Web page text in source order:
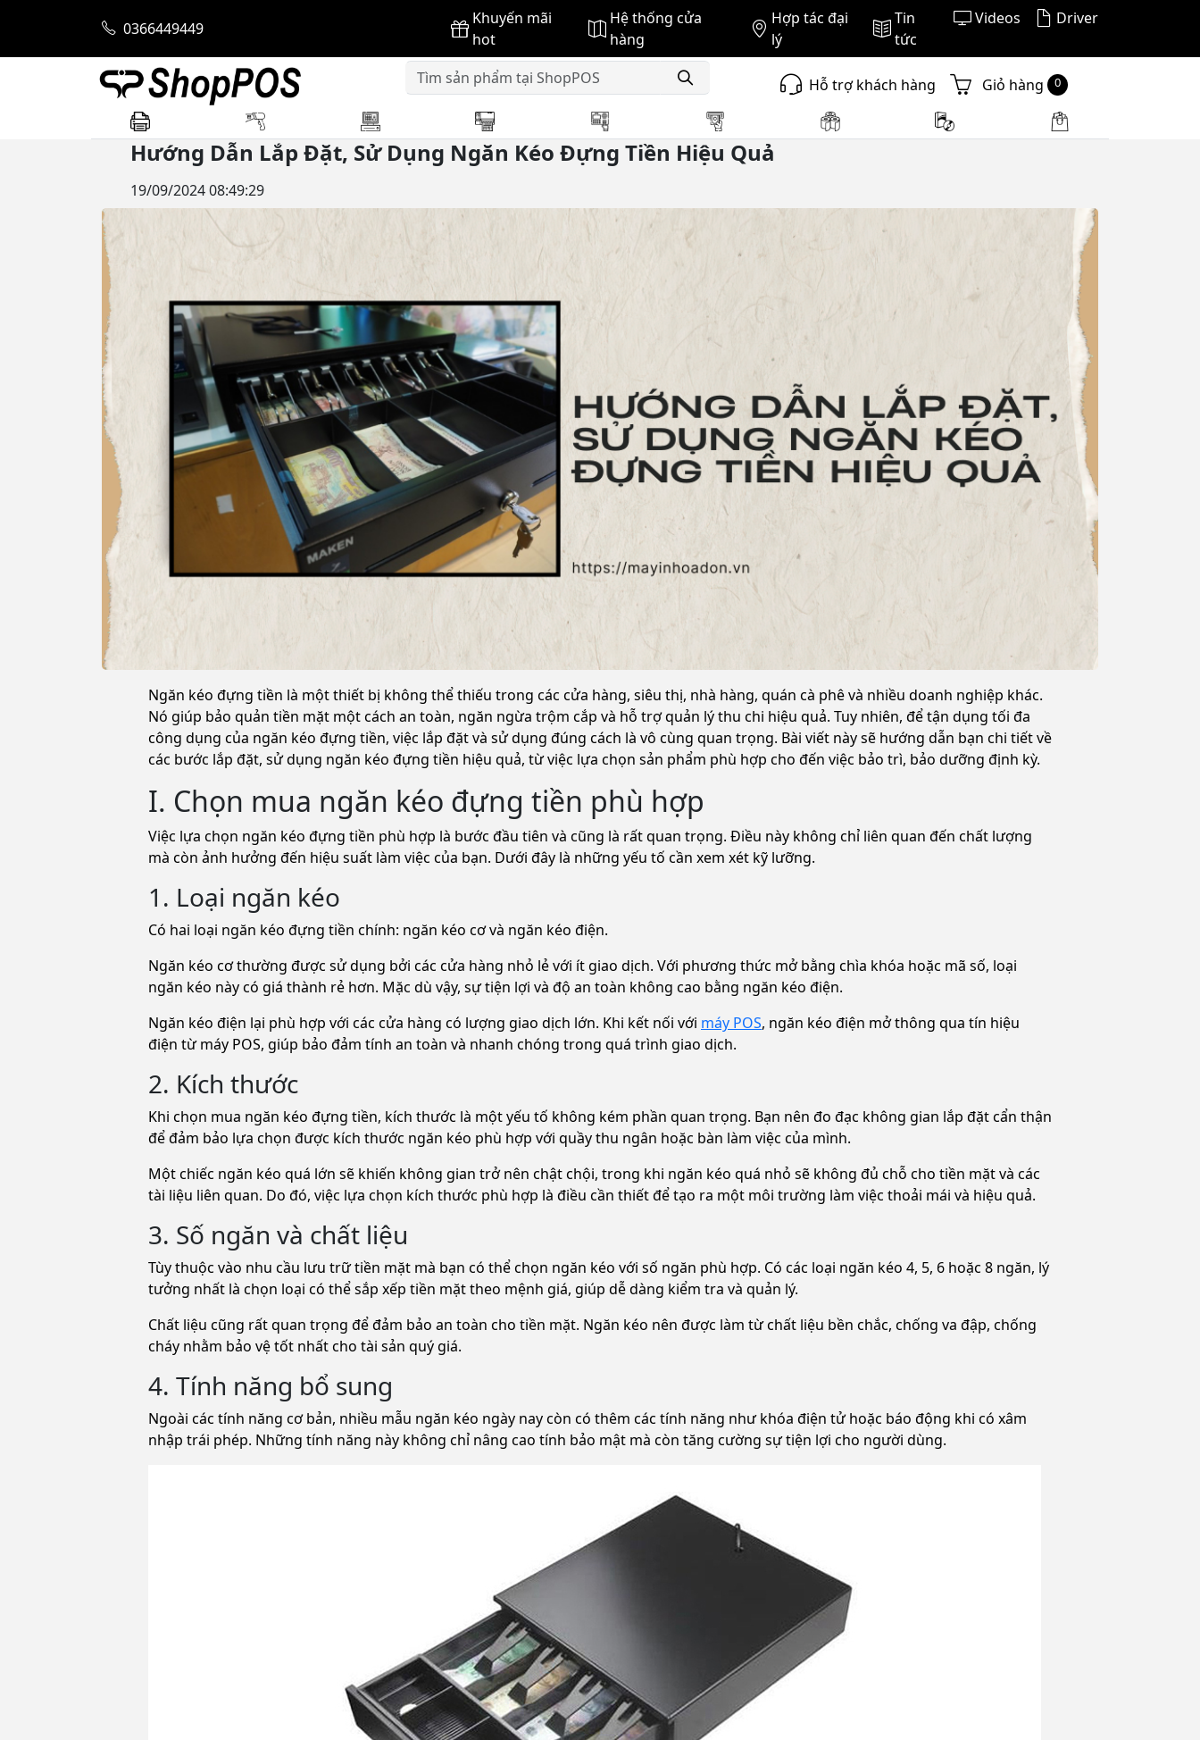
0366449449
Khuyến mãi
hot
Hệ thống cửa
hàng
Hợp tác đại
lý
Tin
tức
Videos Driver
Hỗ trợ khách hàng Giỏ hàng 0
Trang chủ Blog tin tức từ mayinhoadon.vn
Tin tức Download Driver Khuyến Mãi - Dịch Vụ Kinh Nghiệm - Mẹo Vặt Tư Vấn - Đánh Giá Tổng Hợp - Công Nghệ
Hướng Dẫn Lắp Đặt, Sử Dụng Ngăn Kéo Đựng Tiền Hiệu Quả
19/09/2024 08:49:29
Ngăn kéo đựng tiền là một thiết bị không thể thiếu trong các cửa hàng, siêu thị, nhà hàng, quán cà phê và nhiều doanh nghiệp khác.
Nó giúp bảo quản tiền mặt một cách an toàn, ngăn ngừa trộm cắp và hỗ trợ quản lý thu chi hiệu quả. Tuy nhiên, để tận dụng tối đa
công dụng của ngăn kéo đựng tiền, việc lắp đặt và sử dụng đúng cách là vô cùng quan trọng. Bài viết này sẽ hướng dẫn bạn chi tiết về
các bước lắp đặt, sử dụng ngăn kéo đựng tiền hiệu quả, từ việc lựa chọn sản phẩm phù hợp cho đến việc bảo trì, bảo dưỡng định kỳ.
I. Chọn mua ngăn kéo đựng tiền phù hợp
Việc lựa chọn ngăn kéo đựng tiền phù hợp là bước đầu tiên và cũng là rất quan trọng. Điều này không chỉ liên quan đến chất lượng
mà còn ảnh hưởng đến hiệu suất làm việc của bạn. Dưới đây là những yếu tố cần xem xét kỹ lưỡng.
1. Loại ngăn kéo
Có hai loại ngăn kéo đựng tiền chính: ngăn kéo cơ và ngăn kéo điện.
Ngăn kéo cơ thường được sử dụng bởi các cửa hàng nhỏ lẻ với ít giao dịch. Với phương thức mở bằng chìa khóa hoặc mã số, loại
ngăn kéo này có giá thành rẻ hơn. Mặc dù vậy, sự tiện lợi và độ an toàn không cao bằng ngăn kéo điện.
Ngăn kéo điện lại phù hợp với các cửa hàng có lượng giao dịch lớn. Khi kết nối với máy POS, ngăn kéo điện mở thông qua tín hiệu
điện từ máy POS, giúp bảo đảm tính an toàn và nhanh chóng trong quá trình giao dịch.
2. Kích thước
Khi chọn mua ngăn kéo đựng tiền, kích thước là một yếu tố không kém phần quan trọng. Bạn nên đo đạc không gian lắp đặt cẩn thận
để đảm bảo lựa chọn được kích thước ngăn kéo phù hợp với quầy thu ngân hoặc bàn làm việc của mình.
Một chiếc ngăn kéo quá lớn sẽ khiến không gian trở nên chật chội, trong khi ngăn kéo quá nhỏ sẽ không đủ chỗ cho tiền mặt và các
tài liệu liên quan. Do đó, việc lựa chọn kích thước phù hợp là điều cần thiết để tạo ra một môi trường làm việc thoải mái và hiệu quả.
3. Số ngăn và chất liệu
Tùy thuộc vào nhu cầu lưu trữ tiền mặt mà bạn có thể chọn ngăn kéo với số ngăn phù hợp. Có các loại ngăn kéo 4, 5, 6 hoặc 8 ngăn, lý
tưởng nhất là chọn loại có thể sắp xếp tiền mặt theo mệnh giá, giúp dễ dàng kiểm tra và quản lý.
Chất liệu cũng rất quan trọng để đảm bảo an toàn cho tiền mặt. Ngăn kéo nên được làm từ chất liệu bền chắc, chống va đập, chống
cháy nhằm bảo vệ tốt nhất cho tài sản quý giá.
4. Tính năng bổ sung
Ngoài các tính năng cơ bản, nhiều mẫu ngăn kéo ngày nay còn có thêm các tính năng như khóa điện tử hoặc báo động khi có xâm
nhập trái phép. Những tính năng này không chỉ nâng cao tính bảo mật mà còn tăng cường sự tiện lợi cho người dùng.